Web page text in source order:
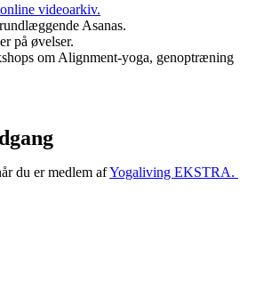
videoarkiv.
Asanas.
på øvelser.
om Alignment-yoga, genoptræning
du er medlem afYogaliving EKSTRA.